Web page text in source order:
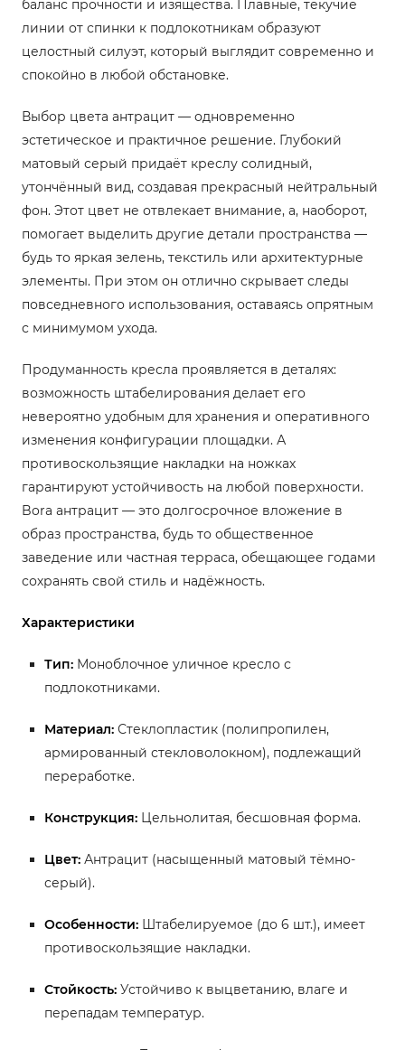
баланс прочности и изящества. Плавные, текучие
линии от спинки к подлокотникам образуют
целостный силуэт, который выглядит современно и
спокойно в любой обстановке.
Выбор цвета антрацит — одновременно
эстетическое и практичное решение. Глубокий
матовый серый придаёт креслу солидный,
утончённый вид, создавая прекрасный нейтральный
фон. Этот цвет не отвлекает внимание, а, наоборот,
помогает выделить другие детали пространства —
будь то яркая зелень, текстиль или архитектурные
элементы. При этом он отлично скрывает следы
повседневного использования, оставаясь опрятным
с минимумом ухода.
Продуманность кресла проявляется в деталях:
возможность штабелирования делает его
невероятно удобным для хранения и оперативного
изменения конфигурации площадки. А
противоскользящие накладки на ножках
гарантируют устойчивость на любой поверхности.
Bora антрацит — это долгосрочное вложение в
образ пространства, будь то общественное
заведение или частная терраса, обещающее годами
сохранять свой стиль и надёжность.
Характеристики
Тип: Моноблочное уличное кресло с
подлокотниками.
Материал: Стеклопластик (полипропилен,
армированный стекловолокном), подлежащий
переработке.
Конструкция: Цельнолитая, бесшовная форма.
Цвет: Антрацит (насыщенный матовый тёмно-
серый).
Особенности: Штабелируемое (до 6 шт.), имеет
противоскользящие накладки.
Стойкость: Устойчиво к выцветанию, влаге и
перепадам температур.